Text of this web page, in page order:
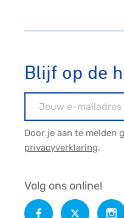
Blijf op de
Door je aan te melden
privacyverklaring.
Volg ons online!